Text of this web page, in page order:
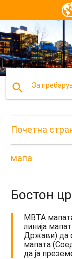
search За
Почетна
мапа
Бостон
MBTA
линија
Држави) да
мапата
да ја